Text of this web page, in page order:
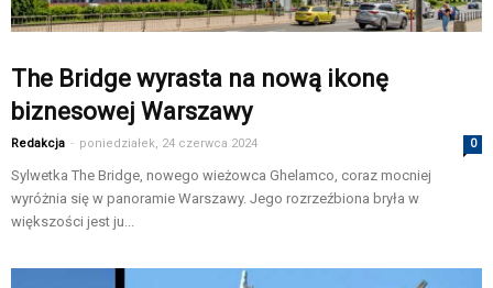
The Bridge wyrasta na nową ikonę
biznesowej Warszawy
Redakcja - poniedziałek, 24 czerwca 2024 0
Sylwetka The Bridge, nowego wieżowca Ghelamco, coraz mocniej
wyróżnia się w panoramie Warszawy. Jego rozrzeźbiona bryła w
większości jest ju...